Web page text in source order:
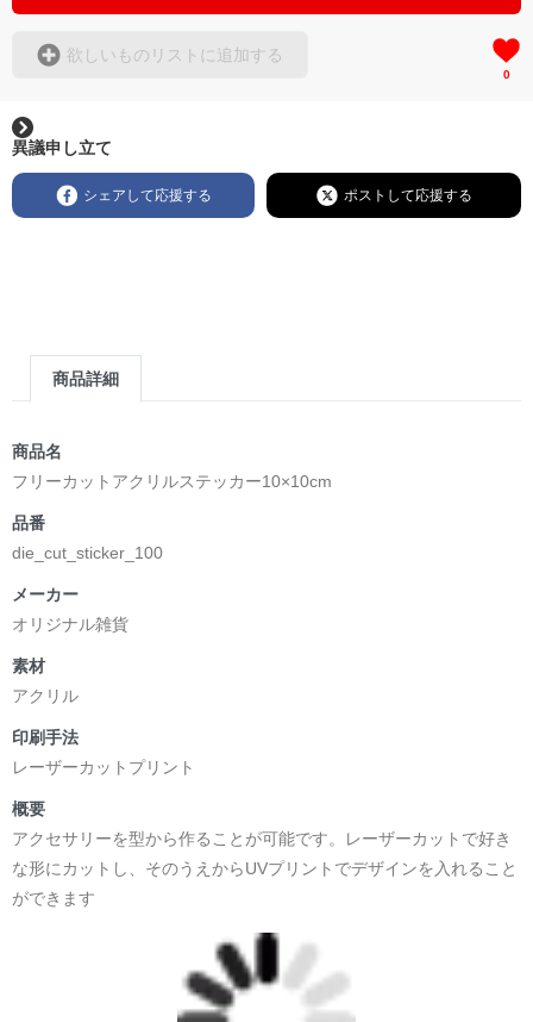
欲しいものリストに追加する
0
異議申し立て
シェアして応援する ポストして応援する
商品詳細
商品名
フリーカットアクリルステッカー10×10cm
品番
die_cut_sticker_100
メーカー
オリジナル雑貨
素材
アクリル
印刷手法
レーザーカットプリント
概要
アクセサリーを型から作ることが可能です。レーザーカットで好き
な形にカットし、そのうえからUVプリントでデザインを入れること
ができます